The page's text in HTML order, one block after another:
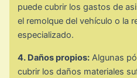
puede cubrir los gastos de
el remolque del vehículo o la
especializado.
4. Daños propios: Algunas
cubrir los daños materiales